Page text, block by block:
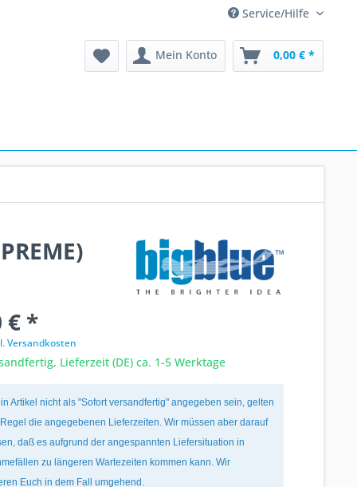
Service/Hilfe
Mein Konto 0,00 € *
€ *
Versandkosten
Lieferzeit (DE) ca. 1-5 Werktage
Artikel nicht als "Sofort versandfertig" angegeben sein, gelten
die angegebenen Lieferzeiten. Wir müssen aber darauf
daß es aufgrund der angespannten Liefersituation in
zu längeren Wartezeiten kommen kann. Wir
Euch in dem Fall umgehend.